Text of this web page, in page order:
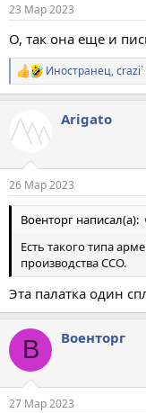
23 Мар 2023
О, так она еще и
Р
е
к
ц
Иностранец,crazi`
Arigato
26 Мар 2023
Военторг написал(а):
Есть такого типа
производства ССО.
Эта палатка один
В Военторг
27 Мар 2023